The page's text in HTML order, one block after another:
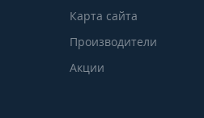
Карта сайта
Производители
Акции